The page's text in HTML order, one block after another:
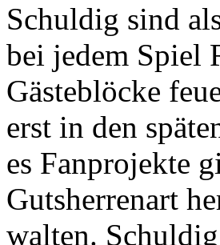
Schuldig sind
bei jedem Spiel
Gästeblöcke
erst in den
es Fanprojekte
Gutsherrenart
walten.